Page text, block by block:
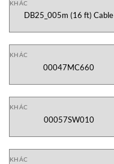
KHÁC
DB25_005m (16 ft) Cable
KHÁC
00047MC660
KHÁC
00057SW010
KHÁC